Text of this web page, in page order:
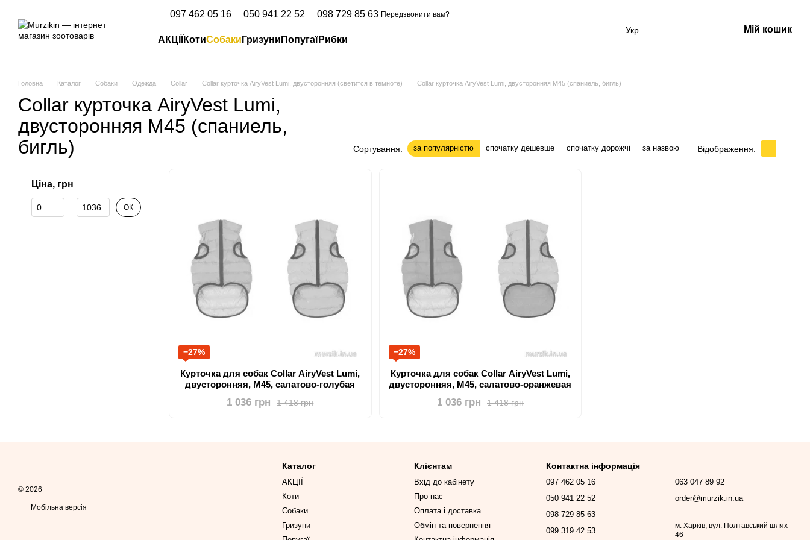
097 462 05 16 050 941 22 52 098 729 85 63 Передзвонити вам?
АКЦІЇ КотиСобаки Гризуни ПопугаїРибки
Укр Мій кошик
Головна Каталог Собаки Одежда Collar Collar курточка AiryVest Lumi, двусторонняя (светится в темноте) Collar курточка AiryVest Lumi, двусторонняя M45 (спаниель, бигль)
Collar курточка AiryVest Lumi,
двусторонняя M45 (спаниель,
бигль)
Сортування: за популярністю спочатку дешевше спочатку дорожчі за назвою Відображення:
−27%
Курточка для собак Collar AiryVest Lumi,
двусторонняя, M45, салатово-голубая
1 418 грн
1 036 грн
−27%
Курточка для собак Collar AiryVest Lumi,
двусторонняя, M45, салатово-оранжевая
1 418 грн
1 036 грн
Ціна, грн
Від Ціна, грн
До Ціна, грн ОК
© 2026
Мобільна версія
Каталог
АКЦІЇ
Коти
Собаки
Гризуни
Клієнтам
Вхід до кабінету
Про нас
Оплата і доставка
Обмін та повернення
Контактна інформація
097 462 05 16
050 941 22 52
098 729 85 63
099 319 42 53
063 047 89 92
order@murzik.in.ua
м. Харків, вул. Полтавський шлях
46